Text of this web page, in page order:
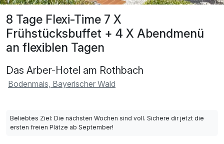
8 Tage Flexi-Time 7 X
Frühstücksbuffet + 4 X Abendmenü
an flexiblen Tagen
Das Arber-Hotel am Rothbach
Bodenmais, Bayerischer Wald
Beliebtes Ziel: Die nächsten Wochen sind voll. Sichere dir jetzt die
ersten freien Plätze ab September!